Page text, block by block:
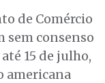
de Comércio
sem consenso
15 de julho,
americana